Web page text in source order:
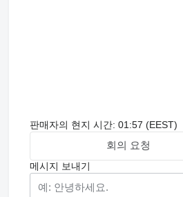
판매자의 현지 시간: 01:57 (EEST)
회의 요청
메시지 보내기